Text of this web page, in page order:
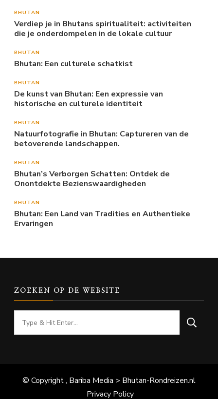
BHUTAN
Verdiep je in Bhutans spiritualiteit: activiteiten
die je onderdompelen in de lokale cultuur
BHUTAN
Bhutan: Een culturele schatkist
BHUTAN
De kunst van Bhutan: Een expressie van
historische en culturele identiteit
BHUTAN
Natuurfotografie in Bhutan: Captureren van de
betoverende landschappen.
BHUTAN
Bhutan’s Verborgen Schatten: Ontdek de
Onontdekte Bezienswaardigheden
BHUTAN
Bhutan: Een Land van Tradities en Authentieke
Ervaringen
ZOEKEN OP DE WEBSITE
Looking
for
© Copyright , Bariba Media > Bhutan-Rondreizen.nl
Privacy Policy